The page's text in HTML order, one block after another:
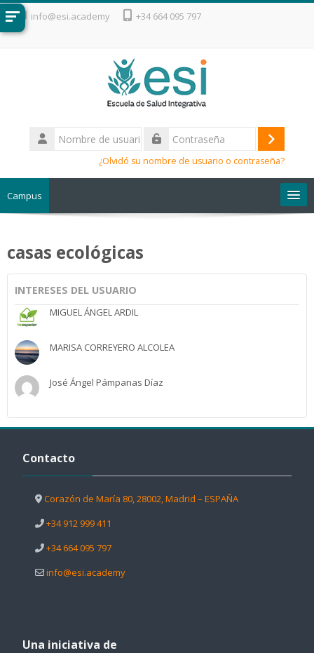
Salta al contenido principal
info@esi.academy +34 664 095 797
Nombre
de
Acceder
¿Olvidó su nombre de usuario o contraseña?
Campus
casas ecológicas
INTERESES DEL USUARIO
MIGUEL ÁNGEL ARDIL
MARISA CORREYERO ALCOLEA
José Ángel Pámpanas Díaz
Contacto
Corazón de María 80, 28002, Madrid – ESPAÑA
+34 912 999 411
+34 664 095 797
info@esi.academy
Una iniciativa de